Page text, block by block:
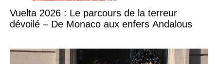
Vuelta 2026 : Le parcours de la terreur
dévoilé – De Monaco aux enfers Andalous